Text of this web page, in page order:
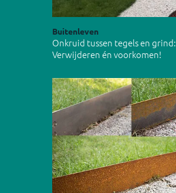
Buitenleven
Onkruid tussen tegels en grind:
Verwijderen én voorkomen!